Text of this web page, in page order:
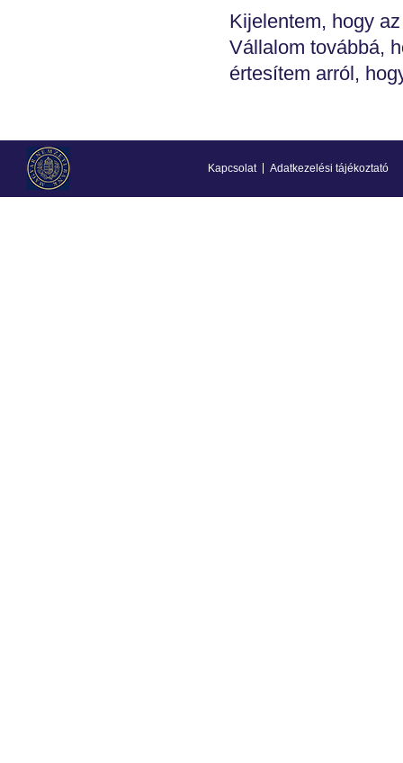
Kijelentem, hogy
Vállalom továbbá,
értesítem arról,
Kapcsolat Adatkezelési tájékoztató